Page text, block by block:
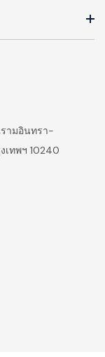
ามอินทรา-
เทพฯ 10240